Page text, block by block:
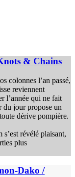
& Chains
colonnes l’an passé,
reviennent
l’année qui ne fait
du jour propose un
dérive pompière.
s’est révélé plaisant,
plus
Dako /